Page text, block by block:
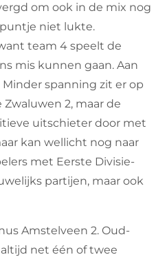
om ook in de mix nog
niet lukte.
team 4 speelt de
mis kunnen gaan. Aan
spanning zit er op
2, maar de
uitschieter door met
kan wellicht nog naar
met Eerste Divisie-
partijen, maar ook
Amstelveen 2. Oud-
net één of twee